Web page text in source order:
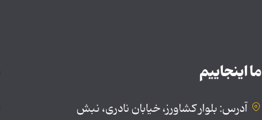
ما اینجاییم
آدرس: بلوار کشاورز، خیابان نادری، نبش